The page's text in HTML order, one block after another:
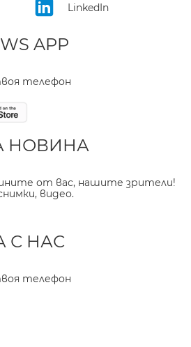
LinkedIn
APP
телефон
НОВИНА
от вас, нашите зрители!
видео.
С НАС
телефон